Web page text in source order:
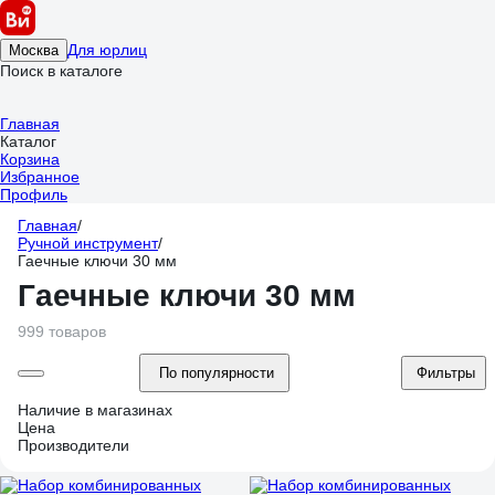
Москва Для юрлиц
Поиск в каталоге
Главная
Каталог
Корзина
Избранное
Профиль
Главная/
Ручной инструмент/
Гаечные ключи 30 мм
Гаечные ключи 30 мм
999 товаров
По популярности Фильтры
Наличие в магазинах
Цена
Производители